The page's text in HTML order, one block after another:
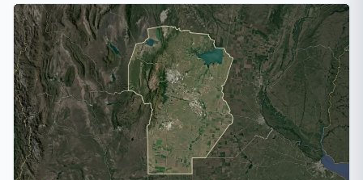
Chaco
1 ciudad